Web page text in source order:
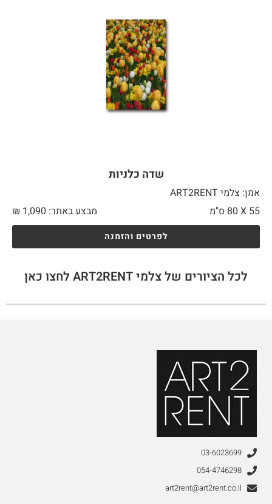
שדה כלניות
אמן: צלמי ART2RENT
55 X
מבצע באתר: ₪ 1,090
לפרטים והזמנה
לכל הציורים של צלמי ART2RENT לחצו כאן
03-6023699
054-4746298
art2rent@art2rent.co.il